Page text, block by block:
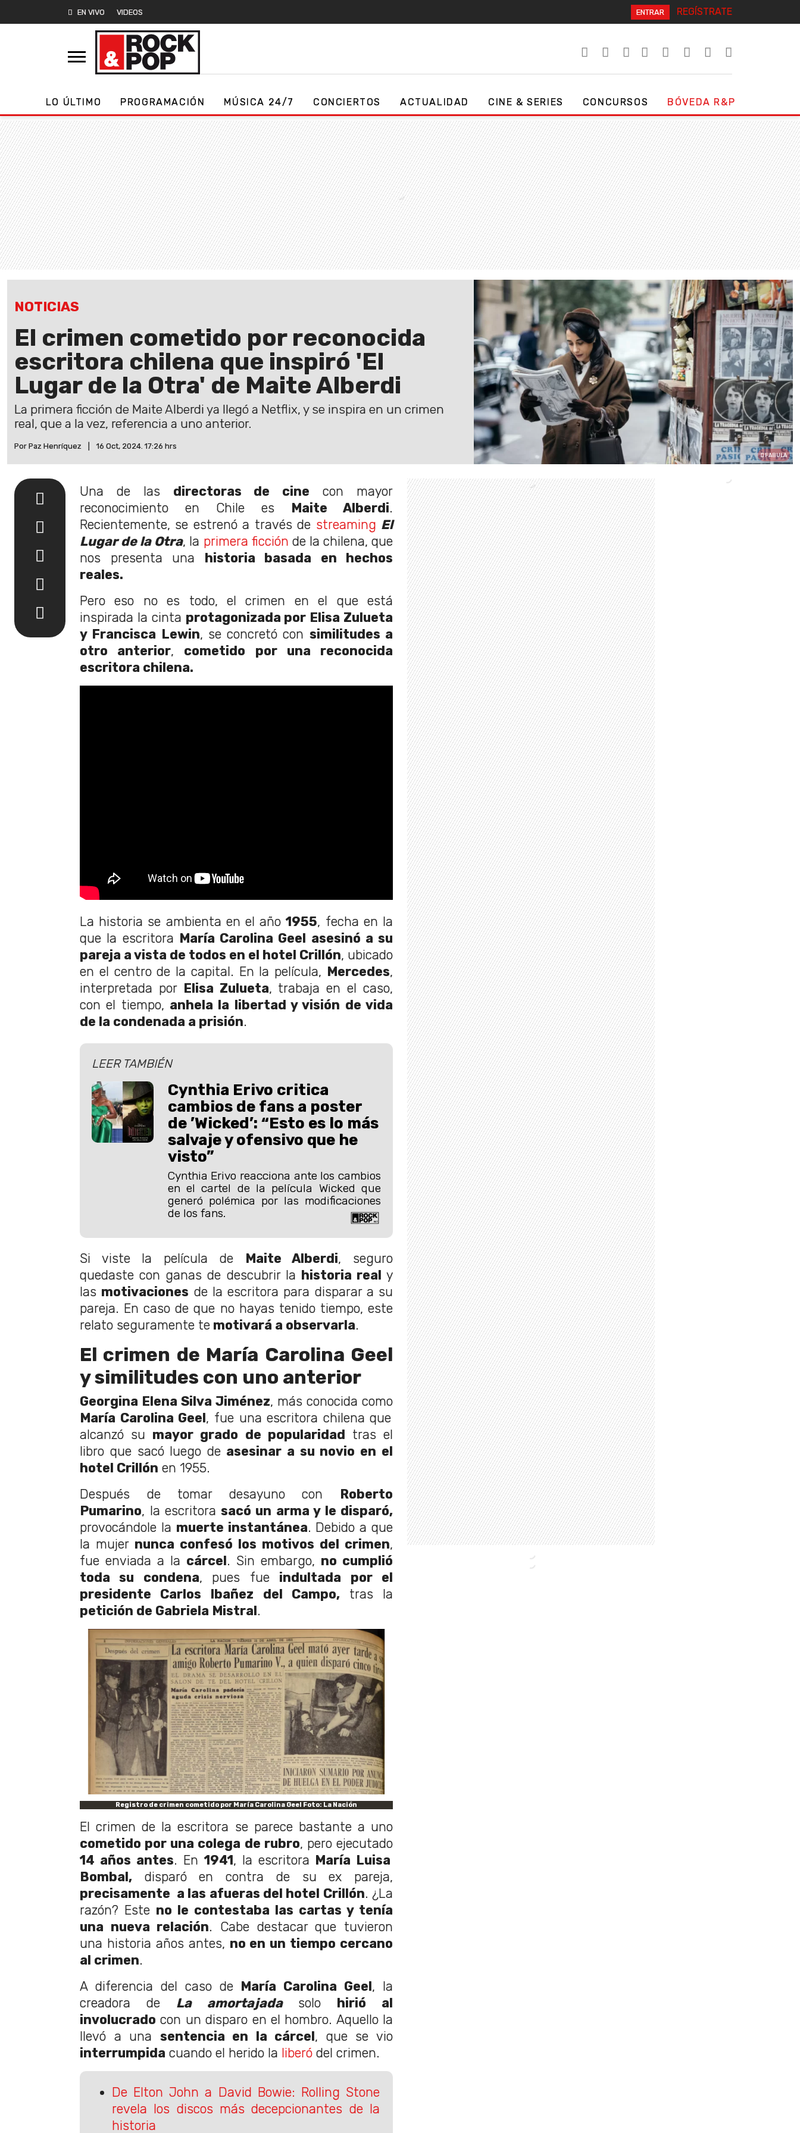
EN VIVO VIDEOS ENTRAR REGÍSTRATE
LO ÚLTIMO PROGRAMACIÓN MÚSICA 24/7 CONCIERTOS ACTUALIDAD CINE & SERIES CONCURSOS BÓVEDA R&P
NOTICIAS
El crimen cometido por reconocida
escritora chilena que inspiró 'El
Lugar de la Otra' de Maite Alberdi
La primera ficción de Maite Alberdi ya llegó a Netflix, y se inspira en un crimen
real, que a la vez, referencia a uno anterior.
Por Paz Henríquez 16 Oct, 2024. 17:26 hrs
FABULA
Una de las directoras de cine con mayor
reconocimiento en Chile es Maite Alberdi.
Recientemente, se estrenó a través de streaming El
Lugar de la Otra, la primera ficción de la chilena, que
nos presenta una historia basada en hechos
reales.
Pero eso no es todo, el crimen en el que está
inspirada la cinta protagonizada por Elisa Zulueta
y Francisca Lewin, se concretó con similitudes a
otro anterior, cometido por una reconocida
escritora chilena.
La historia se ambienta en el año1955, fecha en la
que la escritora María Carolina Geel asesinó a su
pareja a vista de todos en el hotel Crillón, ubicado
en el centro de la capital. En la película, Mercedes,
interpretada porElisa Zulueta, trabaja en el caso,
con el tiempo, anhela la libertad y visión de vida
de la condenada a prisión.
LEER TAMBIÉN
Cynthia Erivo critica
cambios de fans a poster
de ’Wicked’: “Esto es lo más
salvaje y ofensivo que he
visto”
Cynthia Erivo reacciona ante los cambios
en el cartel de la película Wicked que
generó polémica por las modificaciones
de los fans.
Si viste la película de Maite Alberdi, seguro
quedaste con ganas de descubrir la historia real y
las motivaciones de la escritora para disparar a su
pareja. En caso de que no hayas tenido tiempo, este
relato seguramente te motivará a observarla.
El crimen de María Carolina Geel
y similitudes con uno anterior
Georgina Elena Silva Jiménez, más conocida como
María Carolina Geel, fue una escritora chilena que
alcanzó su mayor grado de popularidad tras el
libro que sacó luego de asesinar a su novio en el
hotel Crillón en 1955.
Después de tomar desayuno con Roberto
Pumarino, la escritora sacó un arma y le disparó,
provocándole la muerte instantánea. Debido a que
la mujer nunca confesó los motivos del crimen,
fue enviada a la cárcel. Sin embargo, no cumplió
toda su condena, pues fue indultada por el
presidente Carlos Ibañez del Campo,tras la
petición de Gabriela Mistral.
Registro de crimen cometido por María Carolina Geel Foto: La Nación
El crimen de la escritora se parece bastante a uno
cometido por una colega de rubro, pero ejecutado
14 años antes. En1941, la escritora María Luisa
Bombal, disparó en contra de su ex pareja,
precisamente a las afueras del hotel Crillón. ¿La
razón? Este no le contestaba las cartas y tenía
una nueva relación. Cabe destacar que tuvieron
una historia años antes, no en un tiempo cercano
al crimen.
A diferencia del caso de María Carolina Geel, la
creadora de La amortajada solo hirió al
involucrado con un disparo en el hombro. Aquello la
llevó a una sentencia en la cárcel, que se vio
interrumpida cuando el herido la liberó del crimen.
De Elton John a David Bowie: Rolling Stone
revela los discos más decepcionantes de la
historia